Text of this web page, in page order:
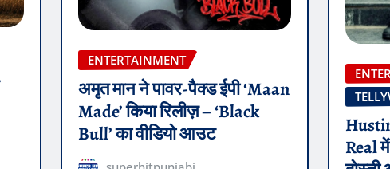
ENTERTAINMENT
अमृत मान ने पावर-पैक्ड ईपी ‘Maan
Made’ किया रिलीज़ – ‘Black
Bull’ का वीडियो आउट
Real